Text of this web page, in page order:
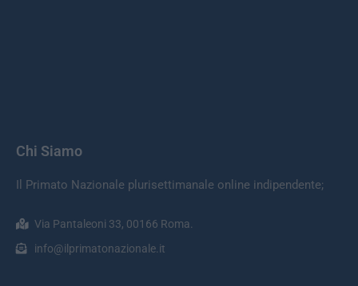
Chi Siamo
Il Primato Nazionale plurisettimanale online indipendente;
Via Pantaleoni 33, 00166 Roma.
info@ilprimatonazionale.it